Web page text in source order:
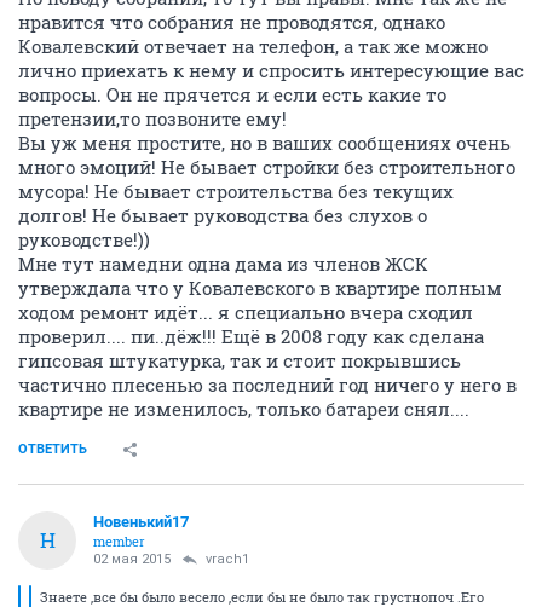
нравится что собрания не проводятся, однако
Ковалевский отвечает на телефон, а так же можно
лично приехать к нему и спросить интересующие вас
вопросы. Он не прячется и если есть какие то
претензии,то позвоните ему!
Вы уж меня простите, но в ваших сообщениях очень
много эмоций! Не бывает стройки без строительного
мусора! Не бывает строительства без текущих
долгов! Не бывает руководства без слухов о
руководстве!))
Мне тут намедни одна дама из членов ЖСК
утверждала что у Ковалевского в квартире полным
ходом ремонт идёт... я специально вчера сходил
проверил.... пи..дёж!!! Ещё в 2008 году как сделана
гипсовая штукатурка, так и стоит покрывшись
частично плесенью за последний год ничего у него в
квартире не изменилось, только батареи снял....
ОТВЕТИТЬ
Н
Новенький17
member
02 мая 2015 vrach1
Знаете ,все бы было весело ,если бы не было так грустнопоч .Его